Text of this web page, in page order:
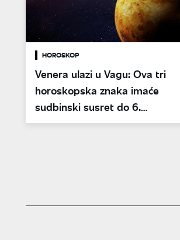
HOROSKOP
Venera ulazi u Vagu: Ova tri
horoskopska znaka imaće
sudbinski susret do 6.
novembra